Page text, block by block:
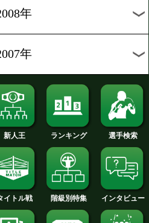
2013年
2012年
2011年
2010年
2009年